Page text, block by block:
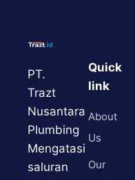
PT.
Trazt
Nusantara
Plumbing
Mengatasi
saluran
Quick
link
About
Us
Our